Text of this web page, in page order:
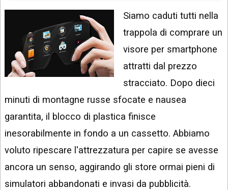
ARCHIVIO
VIDEO
ARGOMENTI:
ANDROID
AI
APPS
YOUTUBE
INSTAGRAM
NEWS
LINKEDIN
Siamo caduti tutti nella
trappola di comprare un
visore per smartphone
attratti dal prezzo
stracciato. Dopo dieci
minuti di montagne russe sfocate e nausea
garantita, il blocco di plastica finisce
inesorabilmente in fondo a un cassetto. Abbiamo
voluto ripescare l'attrezzatura per capire se avesse
ancora un senso, aggirando gli store ormai pieni di
simulatori abbandonati e invasi da pubblicità.